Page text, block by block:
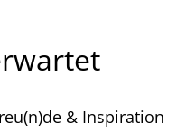
& Inspiration